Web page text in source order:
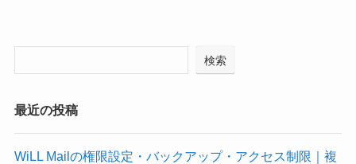
検索
最近の投稿
WiLL Mailの権限設定・バックアップ・アクセス制限｜複